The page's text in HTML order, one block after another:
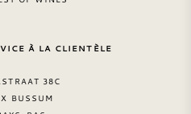
À LA CLIENTÈLE
38C
BUSSUM